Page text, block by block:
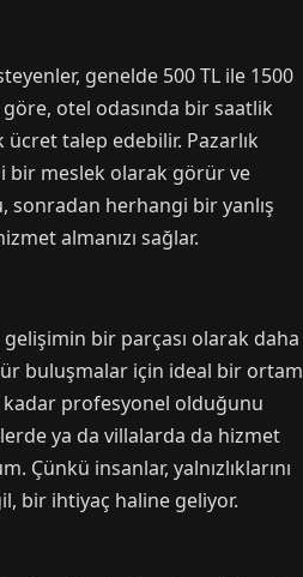
genelde 500 TL ile 1500
otel odasında bir saatlik
talep edebilir. Pazarlık
bir meslek olarak görür ve
sonradan herhangi bir yanlış
almanızı sağlar.
bir parçası olarak daha
buluşmalar için ideal bir ortam
kadar profesyonel olduğunu
ya da villalarda da hizmet
Çünkü insanlar, yalnızlıklarını
bir ihtiyaç haline geliyor.